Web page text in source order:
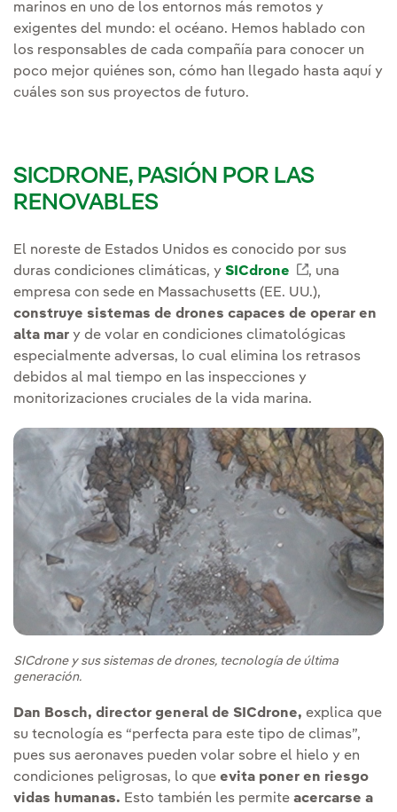
marinos en uno de los entornos más remotos y
exigentes del mundo: el océano. Hemos hablado con
los responsables de cada compañía para conocer un
poco mejor quiénes son, cómo han llegado hasta aquí y
cuáles son sus proyectos de futuro.
SICDRONE, PASIÓN POR LAS
RENOVABLES
El noreste de Estados Unidos es conocido por sus
duras condiciones climáticas, y SICdrone Enlace
, una
empresa con sede en Massachusetts (EE. UU.),
construye sistemas de drones capaces de operar en
alta mar y de volar en condiciones climatológicas
especialmente adversas, lo cual elimina los retrasos
debidos al mal tiempo en las inspecciones y
monitorizaciones cruciales de la vida marina.
SICdrone y sus sistemas de drones, tecnología de última
generación.
Dan Bosch, director general de SICdrone, explica que
su tecnología es “perfecta para este tipo de climas”,
pues sus aeronaves pueden volar sobre el hielo y en
condiciones peligrosas, lo que evita poner en riesgo
vidas humanas. Esto también les permite acercarse a